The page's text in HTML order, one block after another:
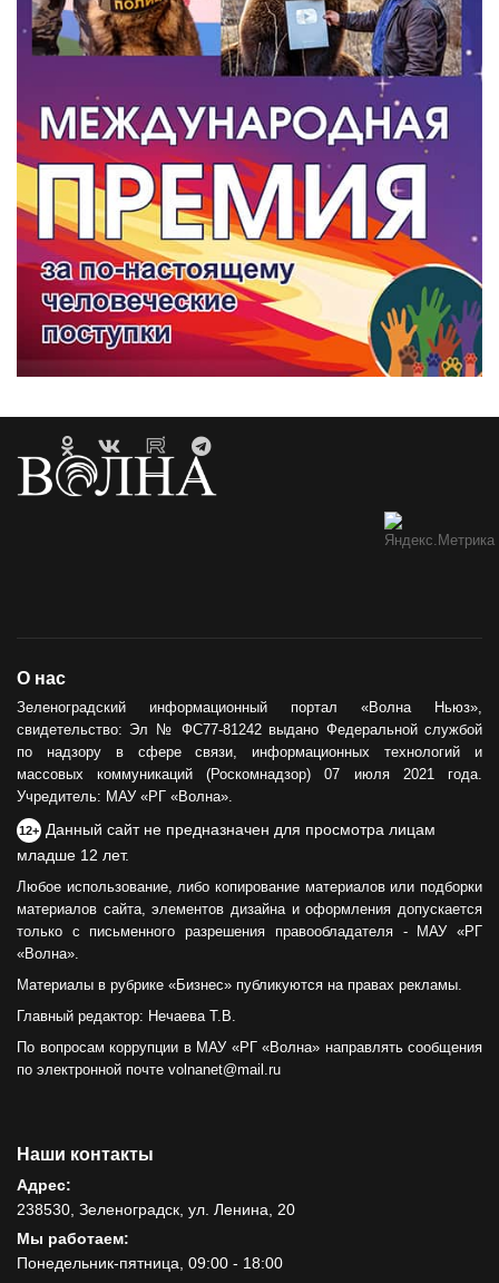
О нас
Зеленоградский информационный портал «Волна Ньюз»,
свидетельство: Эл № ФС77-81242 выдано Федеральной службой
по надзору в сфере связи, информационных технологий и
массовых коммуникаций (Роскомнадзор) 07 июля 2021 года.
Учредитель: МАУ «РГ «Волна».
12+ Данный сайт не предназначен для просмотра лицам
младше 12 лет.
Любое использование, либо копирование материалов или подборки
материалов сайта, элементов дизайна и оформления допускается
только с письменного разрешения правообладателя - МАУ «РГ
«Волна».
Материалы в рубрике «Бизнес» публикуются на правах рекламы.
Главный редактор: Нечаева Т.В.
По вопросам коррупции в МАУ «РГ «Волна» направлять сообщения
по электронной почте volnanet@mail.ru
Наши контакты
Адрес:
238530, Зеленоградск, ул. Ленина, 20
Мы работаем:
Понедельник-пятница, 09:00 - 18:00